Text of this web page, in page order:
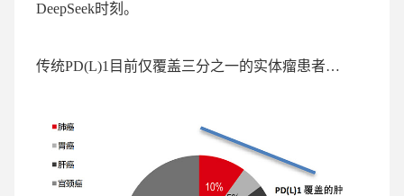
DeepSeek时刻。
传统PD(L)1目前仅覆盖三分之一的实体瘤患者…